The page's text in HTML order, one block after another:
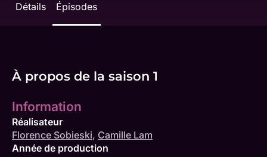
Détails Épisodes
À propos de la saison 1
Information
Réalisateur
Florence Sobieski, Camille Lam
Année de production